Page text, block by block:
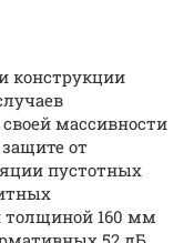
конструкции
массивности
от
пустотных
толщиной 160 мм